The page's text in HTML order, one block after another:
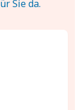
Sie da.